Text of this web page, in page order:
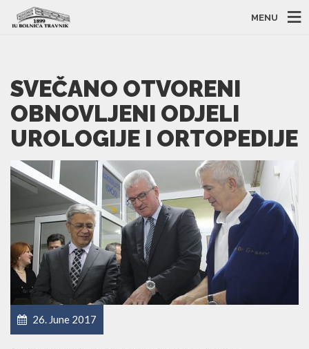
MENU
SVEČANO OTVORENI
OBNOVLJENI ODJELI
UROLOGIJE I ORTOPEDIJE
26. June 2017